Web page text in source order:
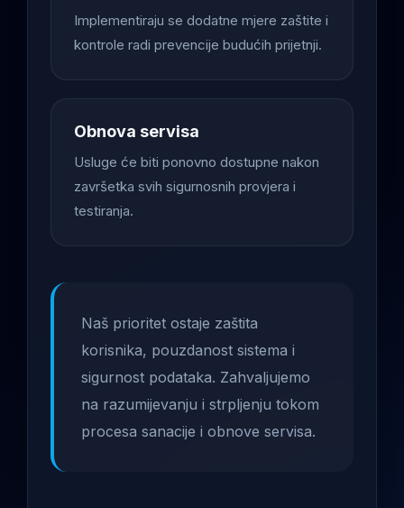
Implementiraju se dodatne mjere zaštite i
kontrole radi prevencije budućih prijetnji.
Obnova servisa
Usluge će biti ponovno dostupne nakon
završetka svih sigurnosnih provjera i
testiranja.
Naš prioritet ostaje zaštita
korisnika, pouzdanost sistema i
sigurnost podataka. Zahvaljujemo
na razumijevanju i strpljenju tokom
procesa sanacije i obnove servisa.